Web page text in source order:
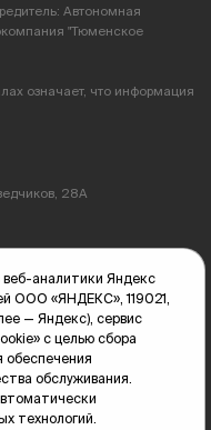
Автономная
"Тюменское
означает, что информация
28А
веб-аналитики Яндекс
ООО «ЯНДЕКС», 119021,
— Яндекс), сервис
с целью сбора
обеспечения
обслуживания.
технологий.